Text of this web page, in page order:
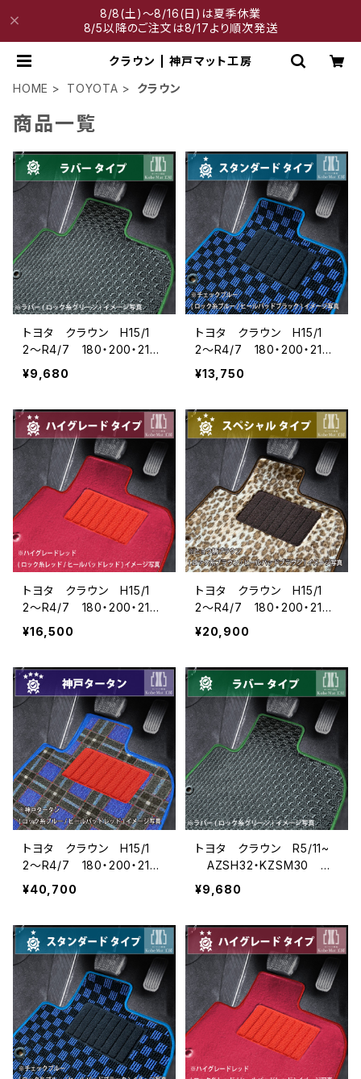
8/8(土)～8/16(日)は夏季休業
8/5以降のご注文は8/17より順次発送
クラウン | 神戸マット工房
HOME
TOYOTA クラウン
商品一覧
トヨタ クラウン H15/1
2〜R4/7 180・200・210・
220系 フロアマット一
式 カーマット 防水 ラ
¥9,680
トヨタ クラウン H15/1
2〜R4/7 180・200・210・
220系 フロアマット一
式 カーマット スタンダ
¥13,750
トヨタ クラウン H15/1
2〜R4/7 180・200・210・
220系 フロアマット一
式 カーマット ハイグレ
¥16,500
トヨタ クラウン H15/1
2〜R4/7 180・200・210・
220系 フロアマット一
式 カーマット スペシャ
¥20,900
トヨタ クラウン H15/1
2〜R4/7 180・200・210・
220系 フロアマット一
式 カーマット 神戸ター
¥40,700
トヨタ クラウン R5/11~
AZSH32・KZSM30 フ
ロアマット一式 カーマッ
ト 防水 ラバータイプ
¥9,680